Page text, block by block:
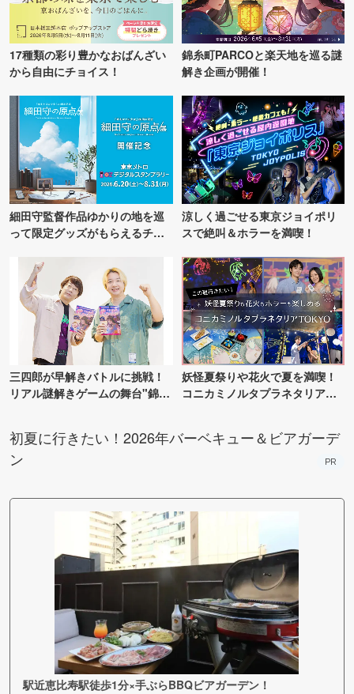
17種類の彩り豊かなおばんざい
から自由にチョイス！
錦糸町PARCOと楽天地を巡る謎
解き企画が開催！
細田守監督作品ゆかりの地を巡
って限定グッズがもらえるチャ
涼しく過ごせる東京ジョイポリ
スで絶叫＆ホラーを満喫！
三四郎が早解きバトルに挑戦！
リアル謎解きゲームの舞台"錦糸
妖怪夏祭りや花火で夏を満喫！
コニカミノルタプラネタリア
初夏に行きたい！2026年バーベキュー＆ビアガーデ
ン
PR
駅近恵比寿駅徒歩1分×手ぶらBBQビアガーデン！